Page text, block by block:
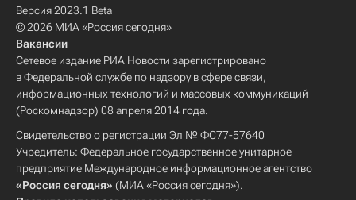
Версия 2023.1 Beta
© 2026 МИА «Россия сегодня»
Вакансии
Сетевое издание РИА Новости зарегистрировано
в Федеральной службе по надзору в сфере связи,
информационных технологий и массовых коммуникаций
(Роскомнадзор) 08 апреля 2014 года.
Свидетельство о регистрации Эл № ФС77-57640
Учредитель: Федеральное государственное унитарное
предприятие Международное информационное агентство
«Россия сегодня» (МИА «Россия сегодня»).